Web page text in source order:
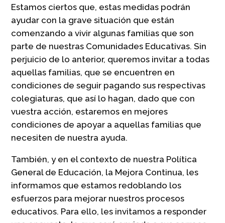
Estamos ciertos que, estas medidas podrán
ayudar con la grave situación que están
comenzando a vivir algunas familias que son
parte de nuestras Comunidades Educativas. Sin
perjuicio de lo anterior, queremos invitar a todas
aquellas familias, que se encuentren en
condiciones de seguir pagando sus respectivas
colegiaturas, que así lo hagan, dado que con
vuestra acción, estaremos en mejores
condiciones de apoyar a aquellas familias que
necesiten de nuestra ayuda.
También, y en el contexto de nuestra Política
General de Educación, la Mejora Continua, les
informamos que estamos redoblando los
esfuerzos para mejorar nuestros procesos
educativos. Para ello, les invitamos a responder